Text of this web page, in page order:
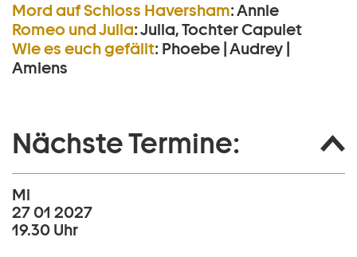
Mord auf Schloss Haversham:Annie
Romeo und Julia:Julia, Tochter Capulet
Wie es euch gefällt: Phoebe | Audrey |
Amiens
Nächste Termine:
Mi
27 01 2027
19.30 Uhr